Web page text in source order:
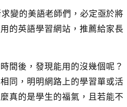
變的美語老師們，必定亟於將
的英語學習網站，推薦給家長
間後，發現能用的沒幾個呢？
同，明明網路上的學習單或活
真的是學生的福氣，且若能不